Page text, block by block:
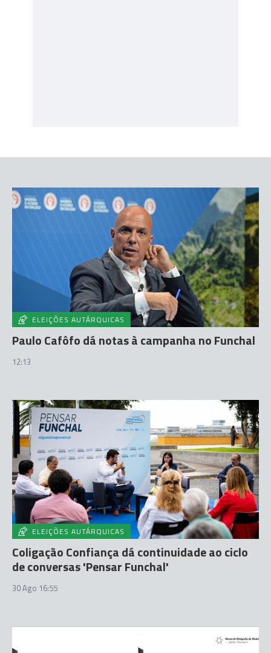
ELEIÇÕES AUTÁRQUICAS
Paulo Cafôfo dá notas à campanha no Funchal
12:13
ELEIÇÕES AUTÁRQUICAS
Coligação Confiança dá continuidade ao ciclo
de conversas 'Pensar Funchal'
30 Ago 16:55